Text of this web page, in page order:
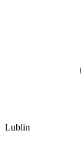
Lublin